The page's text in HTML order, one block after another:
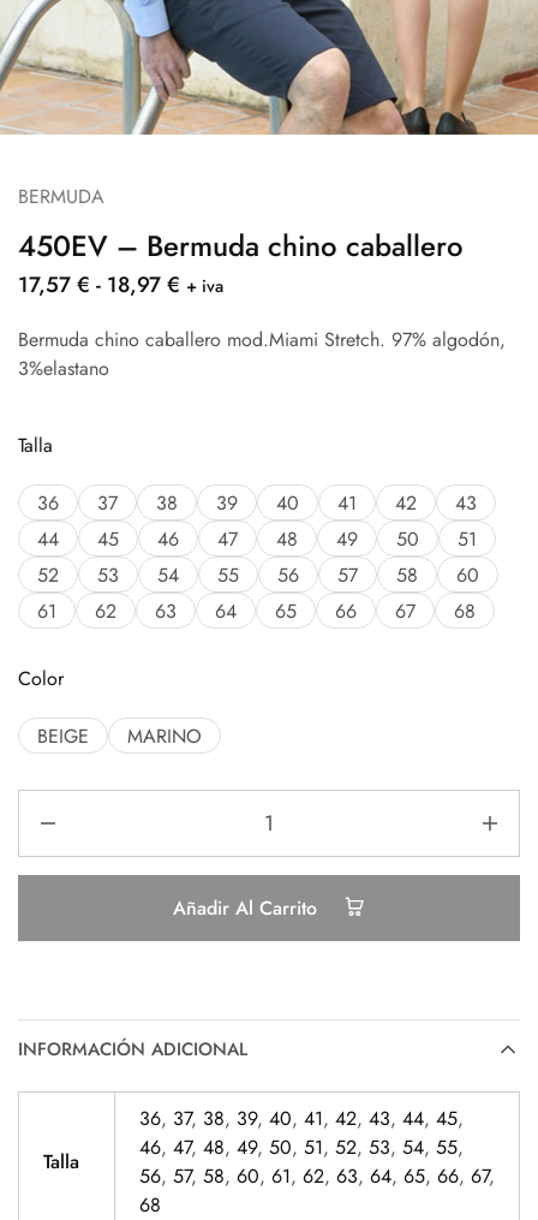
BERMUDA
450EV – Bermuda chino caballero
17,57€ - 18,97€ + iva
Bermuda chino caballero mod.Miami Stretch. 97% algodón,
3%elastano
Talla
36 37 38 39 40 41 42
43
44
45 46 47 48 49 50
51
52
53 54 55 56 57 58
60
61
62 63 64 65 66 67 68
Color
BEIGE MARINO
Añadir Al Carrito
INFORMACIÓN ADICIONAL
Talla
36, 37, 38, 39, 40, 41, 42, 43, 44, 45,
46, 47, 48, 49, 50, 51, 52, 53, 54, 55,
56, 57, 58, 60, 61, 62, 63, 64, 65, 66, 67,
68